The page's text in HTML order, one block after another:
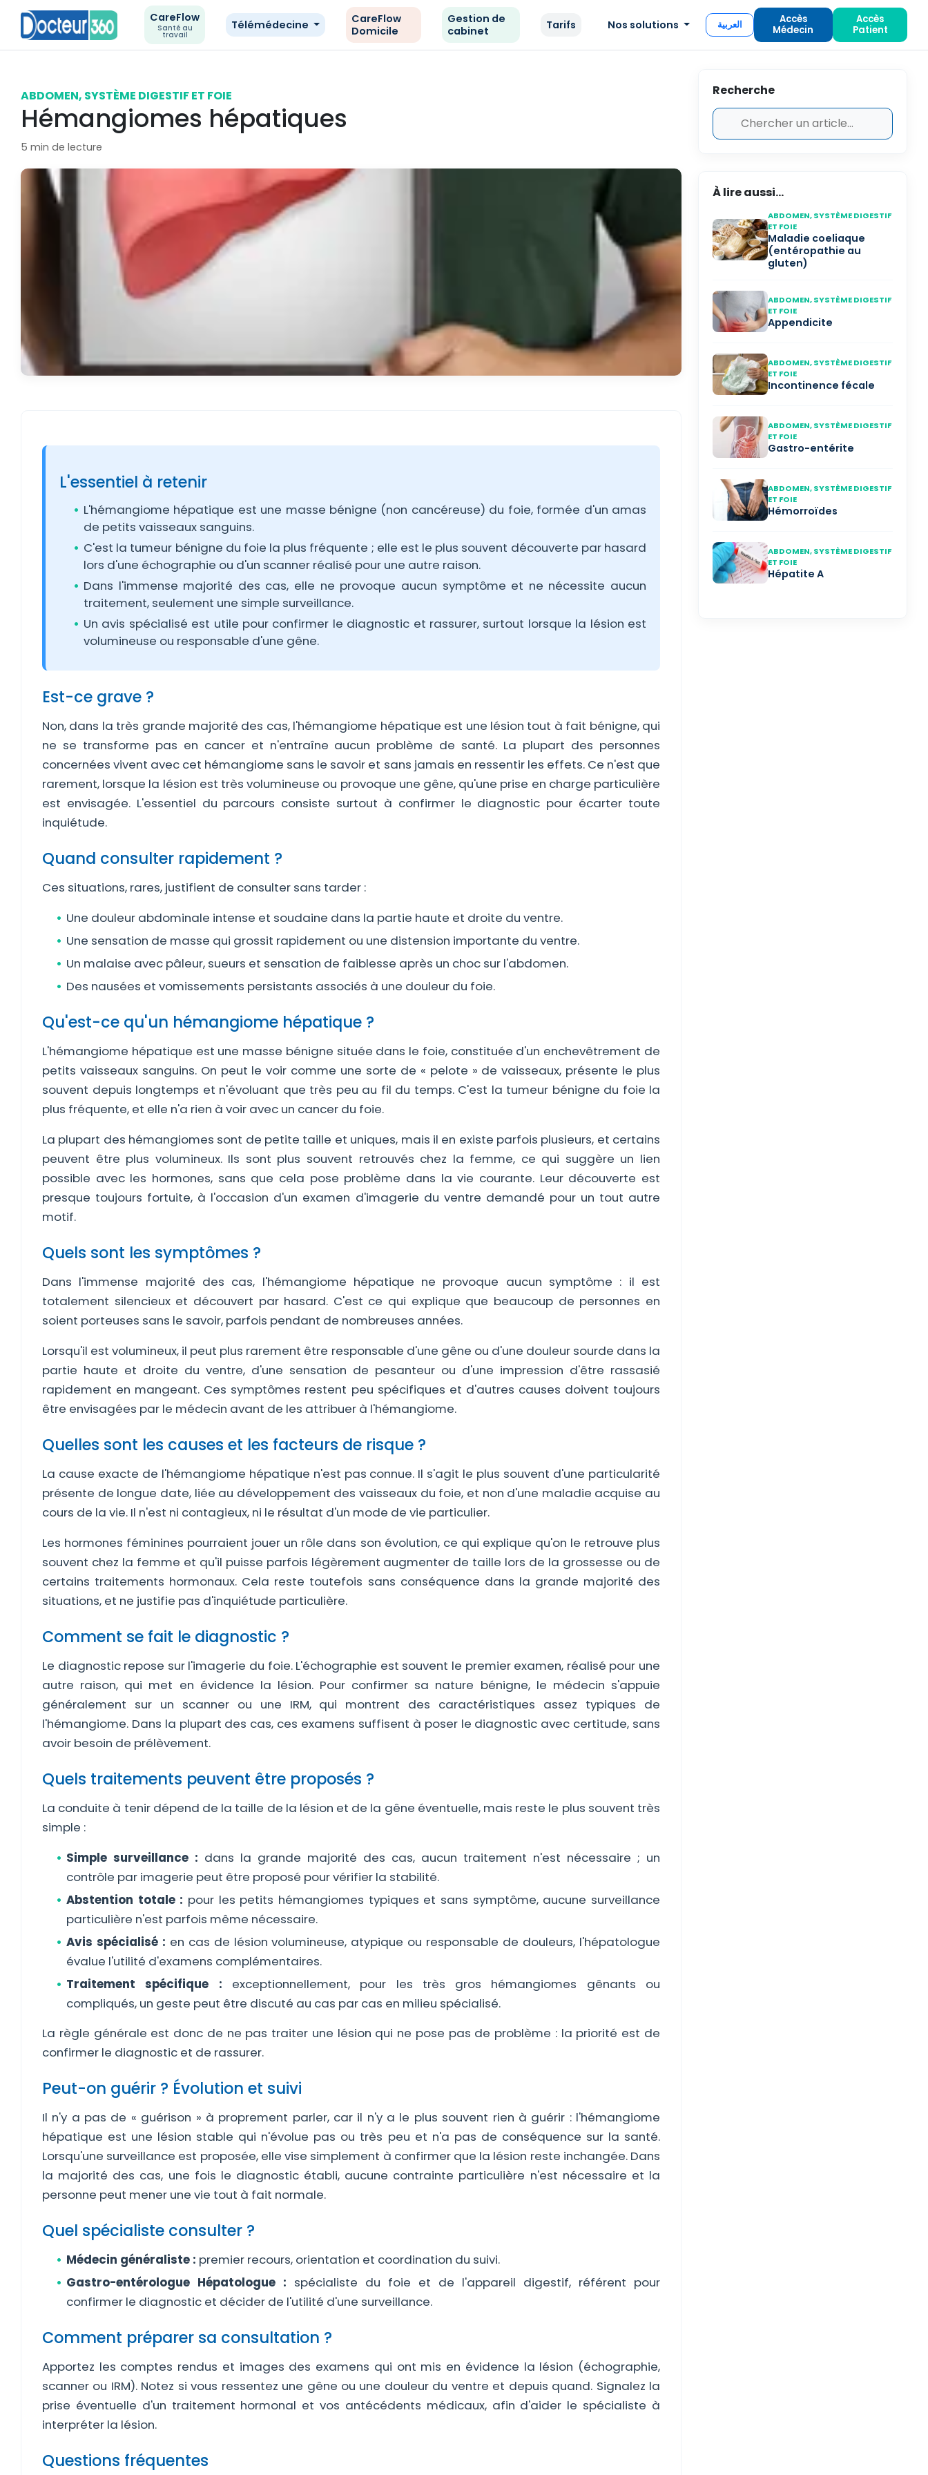
CareFlow
Santé au
travail
Télémédecine
CareFlow
Domicile
Gestion de
cabinet
Tarifs Nos solutions العربية
Accès
Médecin
Accès
Patient
ABDOMEN, SYSTÈME DIGESTIF ET FOIE
Hémangiomes hépatiques
5 min de lecture
L'essentiel à retenir
L'hémangiome hépatique est une masse bénigne (non cancéreuse) du foie, formée d'un amas
de petits vaisseaux sanguins.
C'est la tumeur bénigne du foie la plus fréquente ; elle est le plus souvent découverte par hasard
lors d'une échographie ou d'un scanner réalisé pour une autre raison.
Dans l'immense majorité des cas, elle ne provoque aucun symptôme et ne nécessite aucun
traitement, seulement une simple surveillance.
Un avis spécialisé est utile pour confirmer le diagnostic et rassurer, surtout lorsque la lésion est
volumineuse ou responsable d'une gêne.
Est-ce grave ?
Non, dans la très grande majorité des cas, l'hémangiome hépatique est une lésion tout à fait bénigne, qui
ne se transforme pas en cancer et n'entraîne aucun problème de santé. La plupart des personnes
concernées vivent avec cet hémangiome sans le savoir et sans jamais en ressentir les effets. Ce n'est que
rarement, lorsque la lésion est très volumineuse ou provoque une gêne, qu'une prise en charge particulière
est envisagée. L'essentiel du parcours consiste surtout à confirmer le diagnostic pour écarter toute
inquiétude.
Quand consulter rapidement ?
Ces situations, rares, justifient de consulter sans tarder :
Une douleur abdominale intense et soudaine dans la partie haute et droite du ventre.
Une sensation de masse qui grossit rapidement ou une distension importante du ventre.
Un malaise avec pâleur, sueurs et sensation de faiblesse après un choc sur l'abdomen.
Des nausées et vomissements persistants associés à une douleur du foie.
Qu'est-ce qu'un hémangiome hépatique ?
L'hémangiome hépatique est une masse bénigne située dans le foie, constituée d'un enchevêtrement de
petits vaisseaux sanguins. On peut le voir comme une sorte de « pelote » de vaisseaux, présente le plus
souvent depuis longtemps et n'évoluant que très peu au fil du temps. C'est la tumeur bénigne du foie la
plus fréquente, et elle n'a rien à voir avec un cancer du foie.
La plupart des hémangiomes sont de petite taille et uniques, mais il en existe parfois plusieurs, et certains
peuvent être plus volumineux. Ils sont plus souvent retrouvés chez la femme, ce qui suggère un lien
possible avec les hormones, sans que cela pose problème dans la vie courante. Leur découverte est
presque toujours fortuite, à l'occasion d'un examen d'imagerie du ventre demandé pour un tout autre
motif.
Quels sont les symptômes ?
Dans l'immense majorité des cas, l'hémangiome hépatique ne provoque aucun symptôme : il est
totalement silencieux et découvert par hasard. C'est ce qui explique que beaucoup de personnes en
soient porteuses sans le savoir, parfois pendant de nombreuses années.
Lorsqu'il est volumineux, il peut plus rarement être responsable d'une gêne ou d'une douleur sourde dans la
partie haute et droite du ventre, d'une sensation de pesanteur ou d'une impression d'être rassasié
rapidement en mangeant. Ces symptômes restent peu spécifiques et d'autres causes doivent toujours
être envisagées par le médecin avant de les attribuer à l'hémangiome.
Quelles sont les causes et les facteurs de risque ?
La cause exacte de l'hémangiome hépatique n'est pas connue. Il s'agit le plus souvent d'une particularité
présente de longue date, liée au développement des vaisseaux du foie, et non d'une maladie acquise au
cours de la vie. Il n'est ni contagieux, ni le résultat d'un mode de vie particulier.
Les hormones féminines pourraient jouer un rôle dans son évolution, ce qui explique qu'on le retrouve plus
souvent chez la femme et qu'il puisse parfois légèrement augmenter de taille lors de la grossesse ou de
certains traitements hormonaux. Cela reste toutefois sans conséquence dans la grande majorité des
situations, et ne justifie pas d'inquiétude particulière.
Comment se fait le diagnostic ?
Le diagnostic repose sur l'imagerie du foie. L'échographie est souvent le premier examen, réalisé pour une
autre raison, qui met en évidence la lésion. Pour confirmer sa nature bénigne, le médecin s'appuie
généralement sur un scanner ou une IRM, qui montrent des caractéristiques assez typiques de
l'hémangiome. Dans la plupart des cas, ces examens suffisent à poser le diagnostic avec certitude, sans
avoir besoin de prélèvement.
Quels traitements peuvent être proposés ?
La conduite à tenir dépend de la taille de la lésion et de la gêne éventuelle, mais reste le plus souvent très
simple :
Simple surveillance : dans la grande majorité des cas, aucun traitement n'est nécessaire ; un
contrôle par imagerie peut être proposé pour vérifier la stabilité.
Abstention totale : pour les petits hémangiomes typiques et sans symptôme, aucune surveillance
particulière n'est parfois même nécessaire.
Avis spécialisé : en cas de lésion volumineuse, atypique ou responsable de douleurs, l'hépatologue
évalue l'utilité d'examens complémentaires.
Traitement spécifique : exceptionnellement, pour les très gros hémangiomes gênants ou
compliqués, un geste peut être discuté au cas par cas en milieu spécialisé.
La règle générale est donc de ne pas traiter une lésion qui ne pose pas de problème : la priorité est de
confirmer le diagnostic et de rassurer.
Peut-on guérir ? Évolution et suivi
Il n'y a pas de « guérison » à proprement parler, car il n'y a le plus souvent rien à guérir : l'hémangiome
hépatique est une lésion stable qui n'évolue pas ou très peu et n'a pas de conséquence sur la santé.
Lorsqu'une surveillance est proposée, elle vise simplement à confirmer que la lésion reste inchangée. Dans
la majorité des cas, une fois le diagnostic établi, aucune contrainte particulière n'est nécessaire et la
personne peut mener une vie tout à fait normale.
Quel spécialiste consulter ?
Médecin généraliste : premier recours, orientation et coordination du suivi.
Gastro-entérologue Hépatologue : spécialiste du foie et de l'appareil digestif, référent pour
confirmer le diagnostic et décider de l'utilité d'une surveillance.
Comment préparer sa consultation ?
Apportez les comptes rendus et images des examens qui ont mis en évidence la lésion (échographie,
scanner ou IRM). Notez si vous ressentez une gêne ou une douleur du ventre et depuis quand. Signalez la
prise éventuelle d'un traitement hormonal et vos antécédents médicaux, afin d'aider le spécialiste à
interpréter la lésion.
Questions fréquentes
Recherche
À lire aussi...
ABDOMEN, SYSTÈME DIGESTIF
ET FOIE
Maladie coeliaque
(entéropathie au
gluten)
ABDOMEN, SYSTÈME DIGESTIF
ET FOIE
Appendicite
ABDOMEN, SYSTÈME DIGESTIF
ET FOIE
Incontinence fécale
ABDOMEN, SYSTÈME DIGESTIF
ET FOIE
Gastro-entérite
ABDOMEN, SYSTÈME DIGESTIF
ET FOIE
Hémorroïdes
ABDOMEN, SYSTÈME DIGESTIF
ET FOIE
Hépatite A